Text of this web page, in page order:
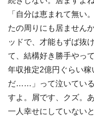
「自分は恵まれて無い
たの周りにも居ません
ッドで、才能もずば抜
て、結構好き勝手やっ
年収推定2億円ぐらい
だ……」って泣いてい
すよ。屑です、クズ。
一人幸せにしていない